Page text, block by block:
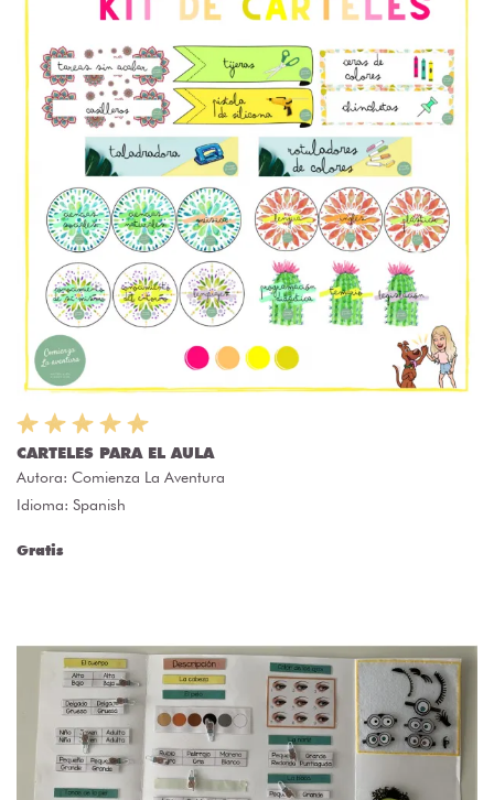
CARTELES PARA EL AULA
Autora: Comienza La Aventura
Idioma: Spanish
Gratis